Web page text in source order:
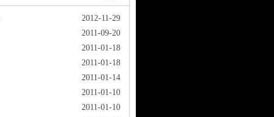
2012-11-29
2011-09-20
2011-01-18
2011-01-18
2011-01-14
2011-01-10
2011-01-10